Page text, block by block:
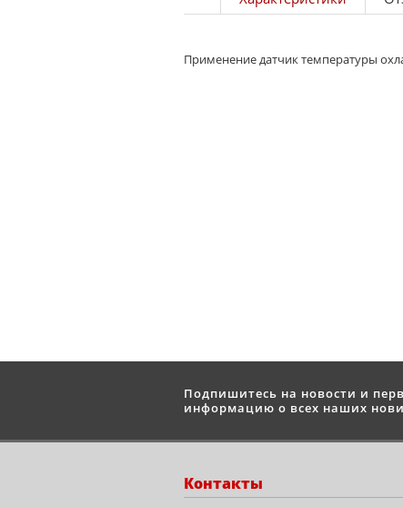
Применение датчик температуры
Подпишитесь на новости и
информацию о всех наших
Контакты